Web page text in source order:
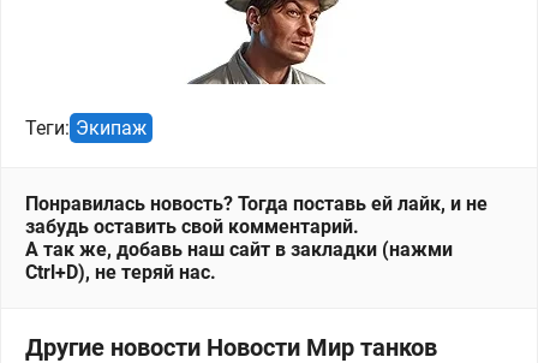
Теги: Экипаж
Понравилась новость? Тогда поставь ей лайк, и не
забудь оставить свой комментарий.
А так же, добавь наш сайт в закладки (нажми
Ctrl+D), не теряй нас.
Другие новости Новости Мир танков